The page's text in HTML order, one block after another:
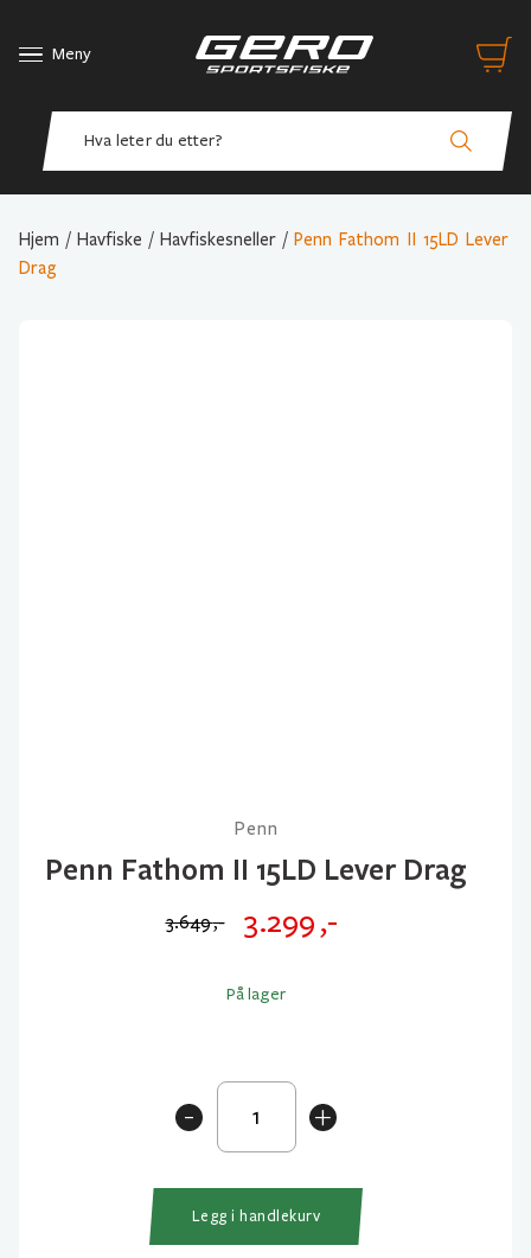
Meny
Hjem / Havfiske / Havfiskesneller / Penn Fathom II 15LD Lever
Drag
Penn
Penn Fathom II 15LD Lever Drag
3.649,-
Opprinnelig
3.299,-
Nåværende
På lager
+
Fathom
II
Lever
-
Legg i handlekurv